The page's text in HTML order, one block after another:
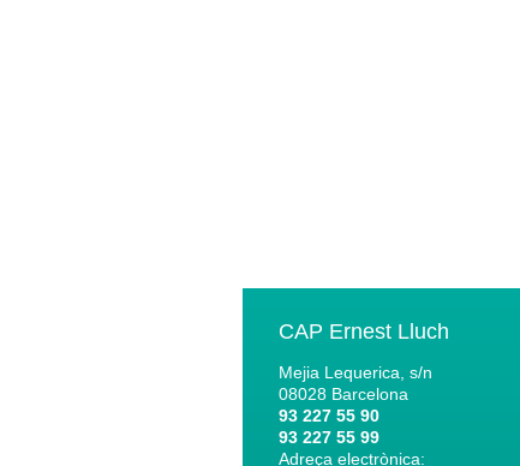
CAP Ernest Lluch
Mejia Lequerica, s/n
08028 Barcelona
93 227 55 90
93 227 55 99
Adreça electrònica: